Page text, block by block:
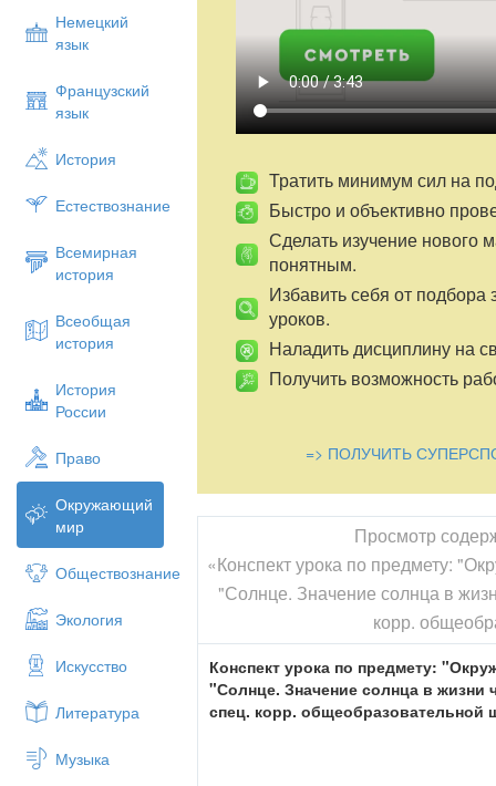
Немецкий
язык
Французский
язык
История
Естествознание
Всемирная
история
Всеобщая
история
История
России
Право
Окружающий
мир
Обществознание
Экология
Искусство
Литература
Музыка
Тратить минимум сил на
Быстро и объективно
Сделать изучение нового
понятным.
Избавить себя от подбора
уроков.
Наладить дисциплину на
Получить возможность
=> ПОЛУЧИТЬ
Просмотр
«Конспект урока по предмету:
"Солнце. Значение солнца в
корр.
Конспект урока по предмету:
"Солнце. Значение солнца в жизни
спец. корр. общеобразовательной